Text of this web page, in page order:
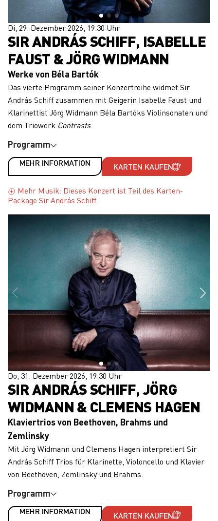
Di, 29. Dezember 2026, 19:30 Uhr
SIR ANDRÁS SCHIFF, ISABELLE
FAUST & JÖRG WIDMANN
Werke von Béla Bartók
Das vierte Programm seiner Konzertreihe widmet Sir
András Schiff zusammen mit Geigerin Isabelle Faust und
Klarinettist Jörg Widmann Béla Bartóks Violinsonaten und
dem Triowerk Contrasts.
Programm
MEHR INFORMATION KARTEN KAUFEN
Mehr Musik: Dieses Konzert ist Teil des Karten-
Package Sir András Schiff.
Do, 31. Dezember 2026, 19:30 Uhr
SIR ANDRÁS SCHIFF, JÖRG
WIDMANN & CLEMENS HAGEN
Klaviertrios von Beethoven, Brahms und
Zemlinsky
Mit Jörg Widmann und Clemens Hagen interpretiert Sir
András Schiff Trios für Klarinette, Violoncello und Klavier
von Beethoven, Zemlinsky und Brahms.
Programm
MEHR INFORMATION KARTEN KAUFEN